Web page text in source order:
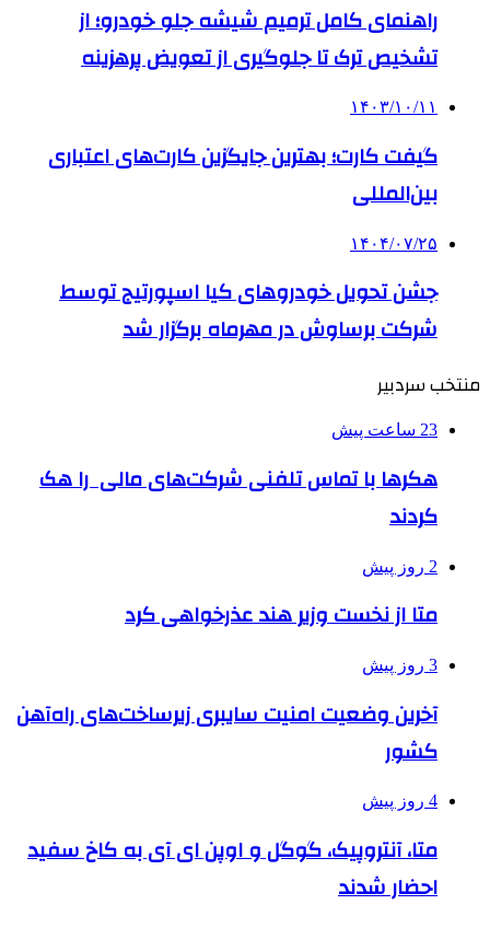
راهنمای کامل ترمیم شیشه جلو خودرو؛ از
تشخیص ترک تا جلوگیری از تعویض پرهزینه
۱۴۰۳/۱۰/۱۱
گیفت کارت؛ بهترین جایگزین کارت‌های اعتباری
بین‌المللی
۱۴۰۴/۰۷/۲۵
جشن تحویل خودروهای کیا اسپورتیج توسط
شرکت برساوش در مهرماه برگزار شد
منتخب سردبیر
23 ساعت پیش
هکرها با تماس تلفنی شرکت‌های مالی را هک
کردند
2 روز پیش
متا از نخست وزیر هند عذرخواهی کرد
3 روز پیش
آخرین وضعیت امنیت سایبری زیرساخت‌های راه‌آهن
کشور
4 روز پیش
متا، آنتروپیک، گوگل و اوپن ای آی به کاخ سفید
احضار شدند